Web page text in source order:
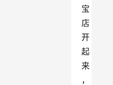
宝
店
开
起
来
，